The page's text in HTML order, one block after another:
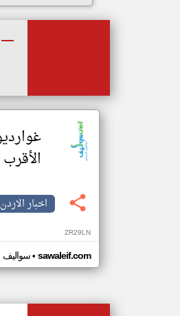
اخبار الاردن
ZR29LN
سواليف• sawaleif.com